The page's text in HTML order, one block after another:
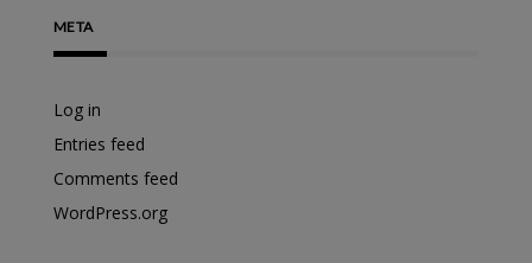
META
Log in
Entries feed
Comments feed
WordPress.org